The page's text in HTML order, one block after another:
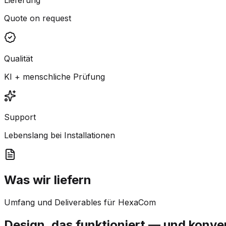
Quote on request
Qualität
KI + menschliche Prüfung
Support
Lebenslang bei Installationen
Was wir liefern
Umfang und Deliverables für HexaCom